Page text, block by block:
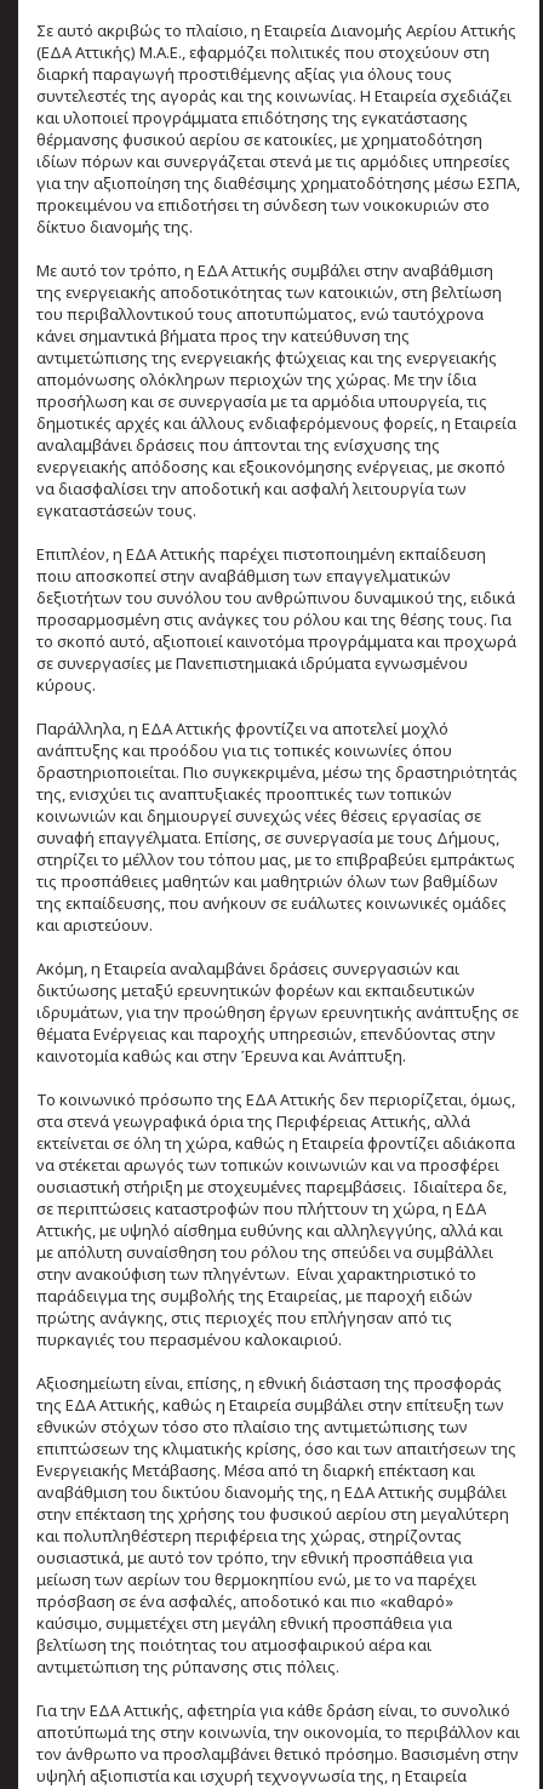
Σε αυτό ακριβώς το πλαίσιο, η Εταιρεία Διανομής Αερίου Αττικής
(ΕΔΑ Αττικής) Μ.Α.Ε., εφαρμόζει πολιτικές που στοχεύουν στη
διαρκή παραγωγή προστιθέμενης αξίας για όλους τους
συντελεστές της αγοράς και της κοινωνίας. Η Εταιρεία σχεδιάζει
και υλοποιεί προγράμματα επιδότησης της εγκατάστασης
θέρμανσης φυσικού αερίου σε κατοικίες, με χρηματοδότηση
ιδίων πόρων και συνεργάζεται στενά με τις αρμόδιες υπηρεσίες
για την αξιοποίηση της διαθέσιμης χρηματοδότησης μέσω ΕΣΠΑ,
προκειμένου να επιδοτήσει τη σύνδεση των νοικοκυριών στο
δίκτυο διανομής της.
Με αυτό τον τρόπο, η ΕΔΑ Αττικής συμβάλει στην αναβάθμιση
της ενεργειακής αποδοτικότητας των κατοικιών, στη βελτίωση
του περιβαλλοντικού τους αποτυπώματος, ενώ ταυτόχρονα
κάνει σημαντικά βήματα προς την κατεύθυνση της
αντιμετώπισης της ενεργειακής φτώχειας και της ενεργειακής
απομόνωσης ολόκληρων περιοχών της χώρας. Με την ίδια
προσήλωση και σε συνεργασία με τα αρμόδια υπουργεία, τις
δημοτικές αρχές και άλλους ενδιαφερόμενους φορείς, η Εταιρεία
αναλαμβάνει δράσεις που άπτονται της ενίσχυσης της
ενεργειακής απόδοσης και εξοικονόμησης ενέργειας, με σκοπό
να διασφαλίσει την αποδοτική και ασφαλή λειτουργία των
εγκαταστάσεών τους.
Επιπλέον, η ΕΔΑ Αττικής παρέχει πιστοποιημένη εκπαίδευση
ποιυ αποσκοπεί στην αναβάθμιση των επαγγελματικών
δεξιοτήτων του συνόλου του ανθρώπινου δυναμικού της, ειδικά
προσαρμοσμένη στις ανάγκες του ρόλου και της θέσης τους. Για
το σκοπό αυτό, αξιοποιεί καινοτόμα προγράμματα και προχωρά
σε συνεργασίες με Πανεπιστημιακά ιδρύματα εγνωσμένου
κύρους.
Παράλληλα, η ΕΔΑ Αττικής φροντίζει να αποτελεί μοχλό
ανάπτυξης και προόδου για τις τοπικές κοινωνίες όπου
δραστηριοποιείται. Πιο συγκεκριμένα, μέσω της δραστηριότητάς
της, ενισχύει τις αναπτυξιακές προοπτικές των τοπικών
κοινωνιών και δημιουργεί συνεχώς νέες θέσεις εργασίας σε
συναφή επαγγέλματα. Επίσης, σε συνεργασία με τους Δήμους,
στηρίζει το μέλλον του τόπου μας, με το επιβραβεύει εμπράκτως
τις προσπάθειες μαθητών και μαθητριών όλων των βαθμίδων
της εκπαίδευσης, που ανήκουν σε ευάλωτες κοινωνικές ομάδες
και αριστεύουν.
Ακόμη, η Εταιρεία αναλαμβάνει δράσεις συνεργασιών και
δικτύωσης μεταξύ ερευνητικών φορέων και εκπαιδευτικών
ιδρυμάτων, για την προώθηση έργων ερευνητικής ανάπτυξης σε
θέματα Ενέργειας και παροχής υπηρεσιών, επενδύοντας στην
καινοτομία καθώς και στην Έρευνα και Ανάπτυξη.
Το κοινωνικό πρόσωπο της ΕΔΑ Αττικής δεν περιορίζεται, όμως,
στα στενά γεωγραφικά όρια της Περιφέρειας Αττικής, αλλά
εκτείνεται σε όλη τη χώρα, καθώς η Εταιρεία φροντίζει αδιάκοπα
να στέκεται αρωγός των τοπικών κοινωνιών και να προσφέρει
ουσιαστική στήριξη με στοχευμένες παρεμβάσεις. Ιδιαίτερα δε,
σε περιπτώσεις καταστροφών που πλήττουν τη χώρα, η ΕΔΑ
Αττικής, με υψηλό αίσθημα ευθύνης και αλληλεγγύης, αλλά και
με απόλυτη συναίσθηση του ρόλου της σπεύδει να συμβάλλει
στην ανακούφιση των πληγέντων. Είναι χαρακτηριστικό το
παράδειγμα της συμβολής της Εταιρείας, με παροχή ειδών
πρώτης ανάγκης, στις περιοχές που επλήγησαν από τις
πυρκαγιές του περασμένου καλοκαιριού.
Αξιοσημείωτη είναι, επίσης, η εθνική διάσταση της προσφοράς
της ΕΔΑ Αττικής, καθώς η Εταιρεία συμβάλει στην επίτευξη των
εθνικών στόχων τόσο στο πλαίσιο της αντιμετώπισης των
επιπτώσεων της κλιματικής κρίσης, όσο και των απαιτήσεων της
Ενεργειακής Μετάβασης. Μέσα από τη διαρκή επέκταση και
αναβάθμιση του δικτύου διανομής της, η ΕΔΑ Αττικής συμβάλει
στην επέκταση της χρήσης του φυσικού αερίου στη μεγαλύτερη
και πολυπληθέστερη περιφέρεια της χώρας, στηρίζοντας
ουσιαστικά, με αυτό τον τρόπο, την εθνική προσπάθεια για
μείωση των αερίων του θερμοκηπίου ενώ, με το να παρέχει
πρόσβαση σε ένα ασφαλές, αποδοτικό και πιο «καθαρό»
καύσιμο, συμμετέχει στη μεγάλη εθνική προσπάθεια για
βελτίωση της ποιότητας του ατμοσφαιρικού αέρα και
αντιμετώπιση της ρύπανσης στις πόλεις.
Για την ΕΔΑ Αττικής, αφετηρία για κάθε δράση είναι, το συνολικό
αποτύπωμά της στην κοινωνία, την οικονομία, το περιβάλλον και
τον άνθρωπο να προσλαμβάνει θετικό πρόσημο. Βασισμένη στην
υψηλή αξιοπιστία και ισχυρή τεχνογνωσία της, η Εταιρεία